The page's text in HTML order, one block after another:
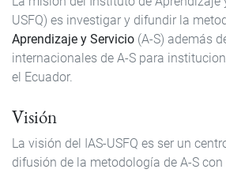
USFQ) es investigar y difundir la
Aprendizaje y Servicio (A-S) además
internacionales de A-S para
el Ecuador.
Visión
La visión del IAS-USFQ es ser un
difusión de la metodología de A-S